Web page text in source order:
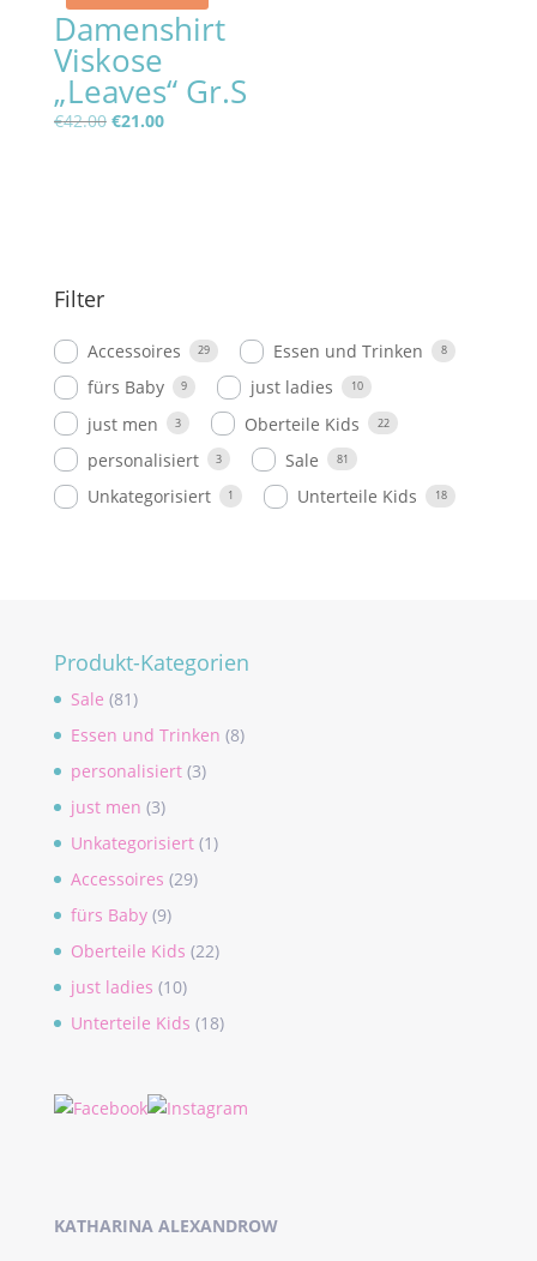
Damenshirt
Viskose
„Leaves“ Gr.S
€42.00 Ursprünglicher
€21.00Aktueller
Filter
Accessoires 29 Essen und Trinken 8
fürs Baby 9 just ladies 10
just men 3 Oberteile Kids 22
personalisiert 3 Sale 81
Unkategorisiert 1 Unterteile Kids 18
Produkt-Kategorien
Sale (81)
Essen und Trinken (8)
personalisiert (3)
just men (3)
Unkategorisiert (1)
Accessoires (29)
fürs Baby (9)
Oberteile Kids (22)
just ladies (10)
Unterteile Kids (18)
KATHARINA ALEXANDROW